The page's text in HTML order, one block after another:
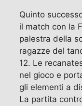
Quinto
il match con la
palestra della
ragazze del
12. Le
nel gioco e
gli elementi a
La partita